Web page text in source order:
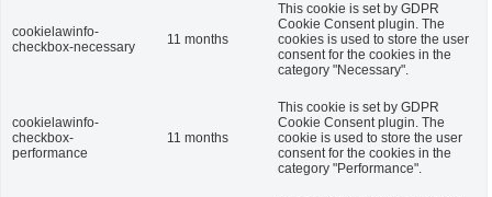
cookielawinfo-
checkbox-necessary
11 months
This cookie is set by GDPR
Cookie Consent plugin. The
cookies is used to store the user
consent for the cookies in the
category "Necessary".
cookielawinfo-
checkbox-
performance
11 months
This cookie is set by GDPR
Cookie Consent plugin. The
cookie is used to store the user
consent for the cookies in the
category "Performance".